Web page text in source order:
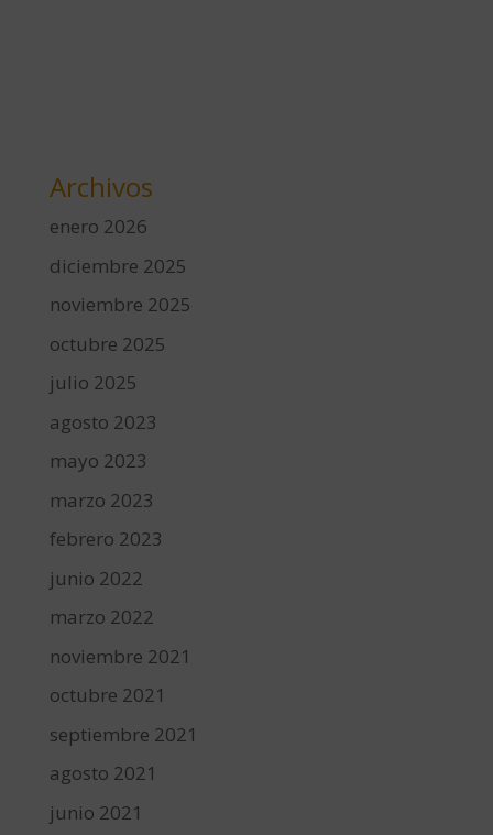
Archivos
enero 2026
diciembre 2025
noviembre 2025
octubre 2025
julio 2025
agosto 2023
mayo 2023
marzo 2023
febrero 2023
junio 2022
marzo 2022
noviembre 2021
octubre 2021
septiembre 2021
agosto 2021
junio 2021